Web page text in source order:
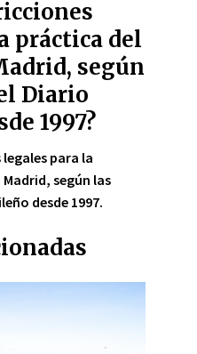
práctica del
según
Diario
1997?
para la
según las
desde 1997.